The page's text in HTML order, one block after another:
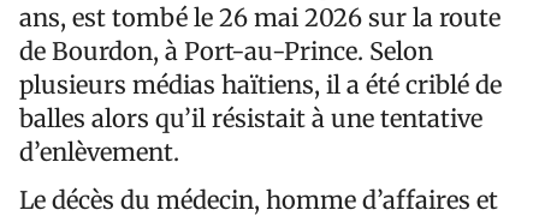
ans, est tombé le 26 mai 2026 sur la route
de Bourdon, à Port-au-Prince. Selon
plusieurs médias haïtiens, il a été criblé de
balles alors qu’il résistait à une tentative
d’enlèvement.
Le décès du médecin, homme d’affaires et